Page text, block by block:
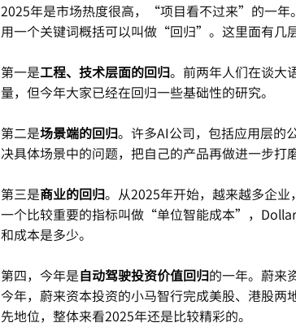
2025年是市场热度很高，“项目看不过来”的一年
用一个关键词概括可以叫做“回归”。这里面有几层
第一是工程、技术层面的回归。前两年人们在谈大
量，但今年大家已经在回归一些基础性的研究。
第二是场景端的回归。许多AI公司，包括应用层的
决具体场景中的问题，把自己的产品再做进一步打磨
第三是商业的回归。从2025年开始，越来越多企
一个比较重要的指标叫做“单位智能成本”，
和成本是多少。
第四，今年是自动驾驶投资价值回归的一年。蔚来
今年，蔚来资本投资的小马智行完成美股、港股
先地位，整体来看2025年还是比较精彩的。